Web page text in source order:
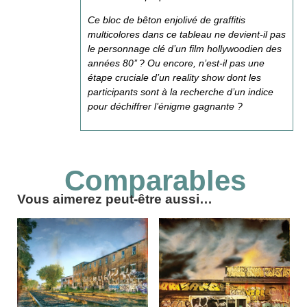
Ce bloc de bêton enjolivé de graffitis
multicolores dans ce tableau ne devient-il pas
le personnage clé d’un film hollywoodien des
années 80’’ ? Ou encore, n’est-il pas une
étape cruciale d’un reality show dont les
participants sont à la recherche d’un indice
pour déchiffrer l’énigme gagnante ?
Comparables
Vous aimerez peut-être aussi…